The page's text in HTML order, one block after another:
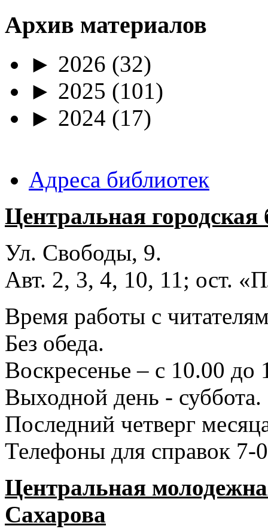
Архив материалов
► 2026 (32)
► 2025 (101)
► 2024 (17)
Адреса библиотек
Центральная
Ул. Свободы, 9.
Авт. 2, 3, 4, 10, 11; ост.
Время работы с
Без обеда.
Воскресенье – с 10.00 до
Выходной день - суббота.
Последний четверг
Телефоны для справок 7-
Центральная
Сахарова